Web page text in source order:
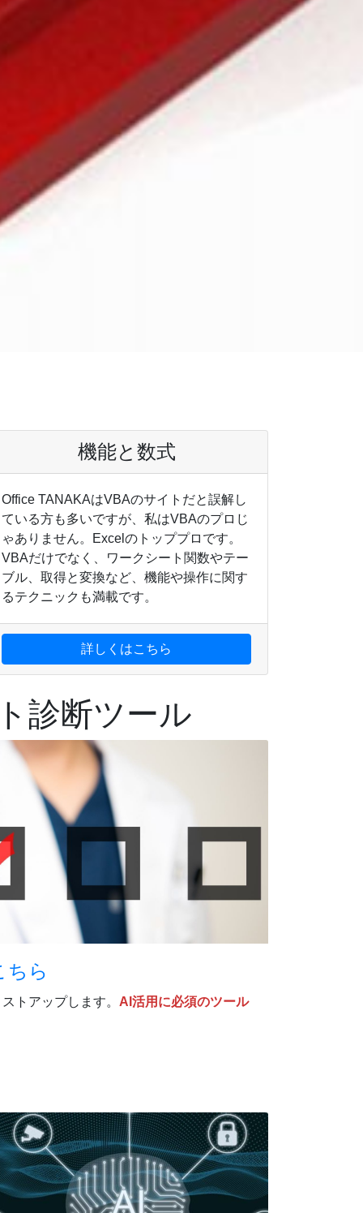
機能と数式
Office TANAKAはVBAのサイトだと誤解し
ている方も多いですが、私はVBAのプロじ
ゃありません。Excelのトッププロです。
VBAだけでなく、ワークシート関数やテー
ブル、取得と変換など、機能や操作に関す
るテクニックも満載です。
詳しくはこちら
診断ツール
ちら
トアップします。 AI活用に必須のツール